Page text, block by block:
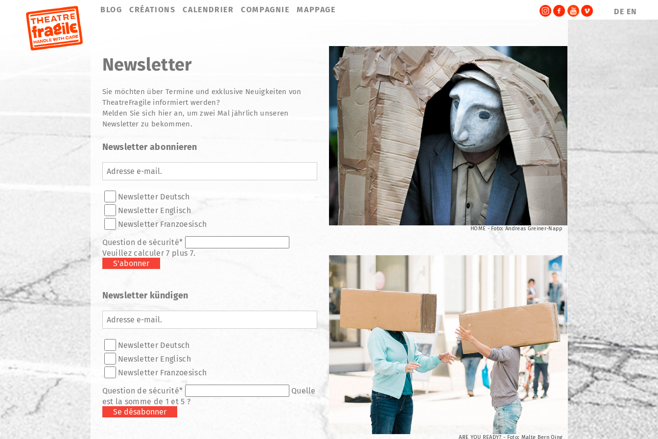
au
BLOG CRÉATIONS CALENDRIER COMPAGNIE MAPPAGE DE EN
Newsletter
Sie möchten über Termine und exklusive Neuigkeiten von
TheatreFragile informiert werden?
Melden Sie sich hier an, um zwei Mal jährlich unseren
Newsletter zu bekommen.
Newsletter abonnieren
Adresse
e-
Listes
de
diffusion
Newsletter Deutsch
Newsletter Englisch
Newsletter Franzoesisch
Champ
obligatoire
Question de sécurité*
Veuillez calculer 7 plus 7.
S'abonner
Newsletter kündigen
Adresse
e-
Listes
de
diffusion
Newsletter Deutsch
Newsletter Englisch
Newsletter Franzoesisch
Champ
obligatoire
Question de sécurité*
Quelle
est la somme de 1 et 5 ?
Se désabonner
HOME - Foto: Andreas Greiner-Napp
ARE YOU READY? - Foto: Malte Bern Oing